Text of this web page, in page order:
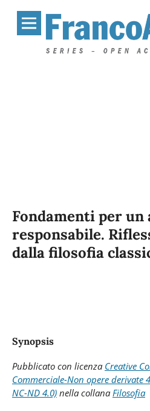
Fondamenti per un
responsabile.
dalla filosofia
Synopsis
Pubblicato con licenza Creative
Commerciale-Non opere derivate
NC-ND 4.0)nella collana Filosofia